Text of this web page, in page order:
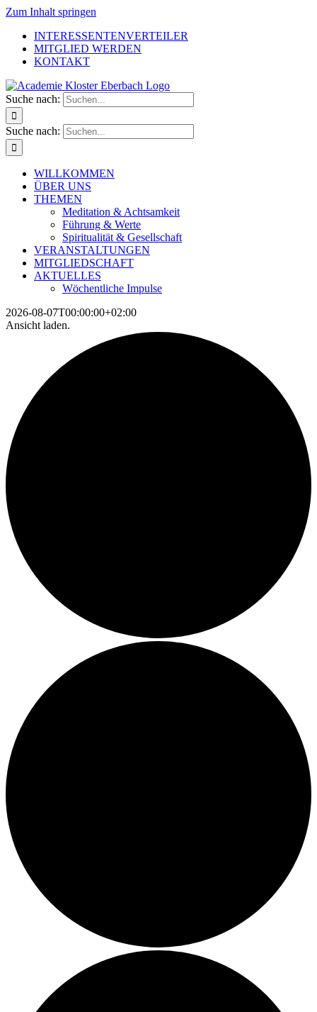
Zum Inhalt springen
INTERESSENTENVERTEILER
MITGLIED WERDEN
KONTAKT
Suche nach:
Suche nach:
WILLKOMMEN
ÜBER UNS
THEMEN
Meditation & Achtsamkeit
Führung & Werte
Spiritualität & Gesellschaft
VERANSTALTUNGEN
MITGLIEDSCHAFT
AKTUELLES
Wöchentliche Impulse
2026-08-07T00:00:00+02:00
Ansicht laden.